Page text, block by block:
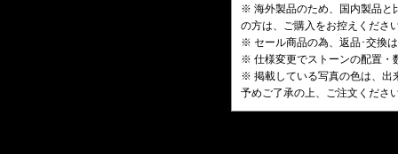
※ 海外製品のため、国内製品と
の方は、ご購入をお控えくださ
※ セール商品の為、返品･交換
※ 仕様変更でストーンの配置・
※ 掲載している写真の色は、出
予めご了承の上、ご注文くださ